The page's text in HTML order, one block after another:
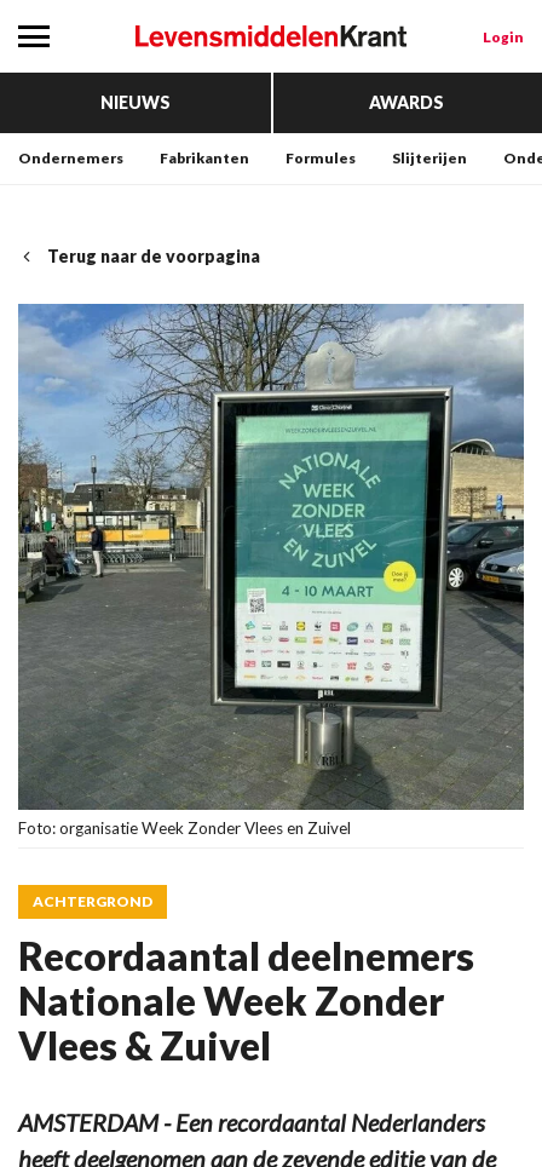
Login
NIEUWS AWARDS
Ondernemers Fabrikanten Formules Slijterijen
Terug naar de voorpagina
Foto: organisatie Week Zonder Vlees en Zuivel
ACHTERGROND
Recordaantal deelnemers
Nationale Week Zonder
Vlees & Zuivel
AMSTERDAM - Een recordaantal Nederlanders
heeft deelgenomen aan de zevende editie van de